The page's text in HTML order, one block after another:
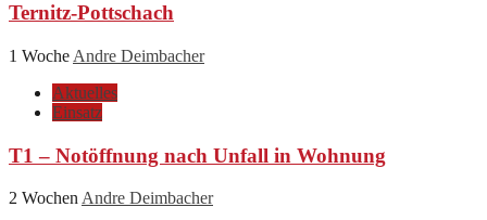
Ternitz-Pottschach
1 Woche Andre Deimbacher
Aktuelles
Einsatz
T1 – Notöffnung nach Unfall in Wohnung
2 Wochen Andre Deimbacher